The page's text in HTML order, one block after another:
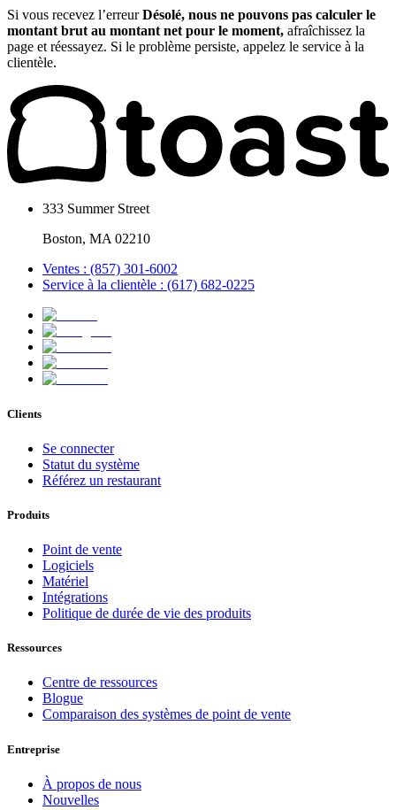
Si vous recevez l’erreurDésolé, nous ne pouvons pas calculer le
montant brut au montant net pour le moment, afraîchissez la
page et réessayez. Si le problème persiste, appelez le service à la
clientèle.
333 Summer Street
Boston, MA 02210
Ventes : (857) 301-6002
Service à la clientèle : (617) 682-0225
Clients
Se connecter
Statut du système
Référez un restaurant
Produits
Point de vente
Logiciels
Matériel
Intégrations
Politique de durée de vie des produits
Ressources
Centre de ressources
Blogue
Comparaison des systèmes de point de vente
Entreprise
À propos de nous
Nouvelles